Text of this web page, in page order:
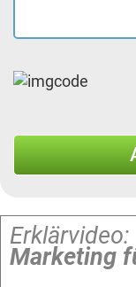
Erklärvideo:
Marketing